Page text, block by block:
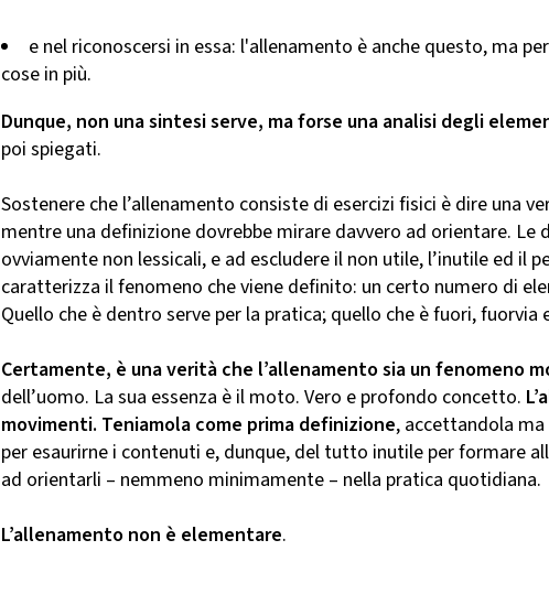
e nel riconoscersi in essa: l'allenamento è anche questo, ma
cose in più.
Dunque, non una sintesi serve, ma forse una analisi degli
poi spiegati.
Sostenere che l’allenamento consiste di esercizi fisici è dire una
mentre una definizione dovrebbe mirare davvero ad orientare.
ovviamente non lessicali, e ad escludere il non utile, l’inutile ed il
caratterizza il fenomeno che viene definito: un certo numero di
Quello che è dentro serve per la pratica; quello che è fuori, fuorvia
Certamente, è una verità che l’allenamento sia un fenomeno
dell’uomo. La sua essenza è il moto. Vero e profondo concetto.
movimenti. Teniamola come prima definizione, accettandola
per esaurirne i contenuti e, dunque, del tutto inutile per formare
ad orientarli – nemmeno minimamente – nella pratica quotidiana.
L’allenamento non è elementare.